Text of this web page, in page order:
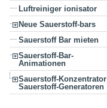
Luftreiniger ionisator
Neue Sauerstoff-bars
Sauerstoff Bar mieten
Sauerstoff-Bar-
Animationen
Sauerstoff-Konzentrator
Sauerstoff-Generatoren